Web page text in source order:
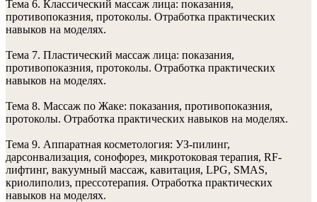
Тема 6. Классический массаж лица: показания,
противопоказния, протоколы. Отработка практических
навыков на моделях.
Тема 7. Пластический массаж лица: показания,
противопоказния, протоколы. Отработка практических
навыков на моделях.
Тема 8. Массаж по Жаке: показания, противопоказния,
протоколы. Отработка практических навыков на моделях.
Тема 9. Аппаратная косметология: УЗ-пилинг,
дарсонвализация, сонофорез, микротоковая терапия, RF-
лифтинг, вакуумный массаж, кавитация, LPG, SMAS,
криолиполиз, прессотерапия. Отработка практических
навыков на моделях.